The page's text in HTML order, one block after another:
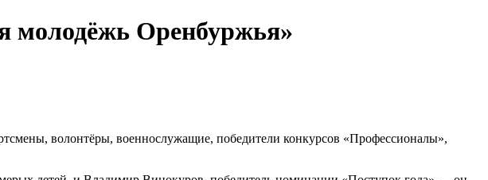
молодёжь Оренбуржья»
волонтёры, военнослужащие, победители конкурсов «Профессионалы»,